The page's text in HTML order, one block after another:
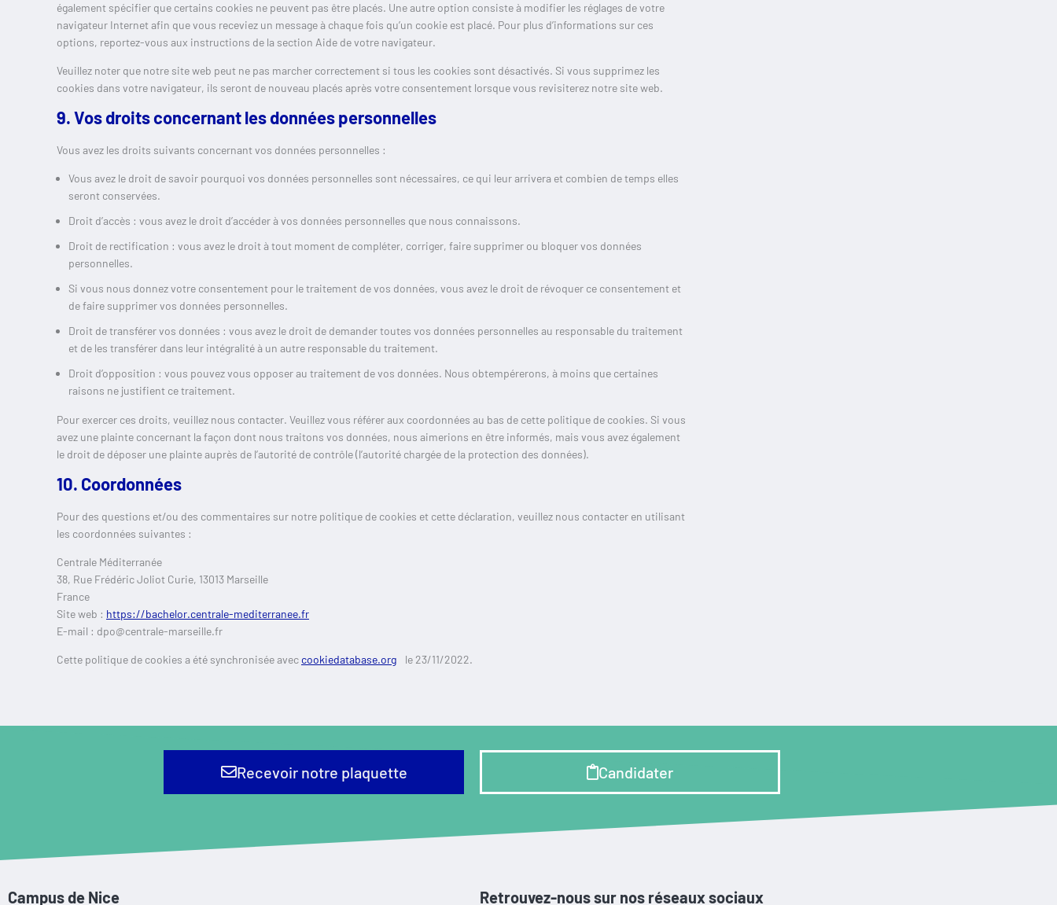
également spécifier que certains cookies ne peuvent pas être placés. Une autre option consiste à modifier les réglages de votre
navigateur Internet afin que vous receviez un message à chaque fois qu’un cookie est placé. Pour plus d’informations sur ces
options, reportez-vous aux instructions de la section Aide de votre navigateur.
Veuillez noter que notre site web peut ne pas marcher correctement si tous les cookies sont désactivés. Si vous supprimez les
cookies dans votre navigateur, ils seront de nouveau placés après votre consentement lorsque vous revisiterez notre site web.
9. Vos droits concernant les données personnelles
Vous avez les droits suivants concernant vos données personnelles :
Vous avez le droit de savoir pourquoi vos données personnelles sont nécessaires, ce qui leur arrivera et combien de temps elles
seront conservées.
Droit d’accès : vous avez le droit d’accéder à vos données personnelles que nous connaissons.
Droit de rectification : vous avez le droit à tout moment de compléter, corriger, faire supprimer ou bloquer vos données
personnelles.
Si vous nous donnez votre consentement pour le traitement de vos données, vous avez le droit de révoquer ce consentement et
de faire supprimer vos données personnelles.
Droit de transférer vos données : vous avez le droit de demander toutes vos données personnelles au responsable du traitement
et de les transférer dans leur intégralité à un autre responsable du traitement.
Droit d’opposition : vous pouvez vous opposer au traitement de vos données. Nous obtempérerons, à moins que certaines
raisons ne justifient ce traitement.
Pour exercer ces droits, veuillez nous contacter. Veuillez vous référer aux coordonnées au bas de cette politique de cookies. Si vous
avez une plainte concernant la façon dont nous traitons vos données, nous aimerions en être informés, mais vous avez également
le droit de déposer une plainte auprès de l’autorité de contrôle (l’autorité chargée de la protection des données).
10. Coordonnées
Pour des questions et/ou des commentaires sur notre politique de cookies et cette déclaration, veuillez nous contacter en utilisant
les coordonnées suivantes :
Centrale Méditerranée
38, Rue Frédéric Joliot Curie, 13013 Marseille
France
Site web : https://bachelor.centrale-mediterranee.fr
E-mail : dpo@centrale-marseille.fr
Cette politique de cookies a été synchronisée aveccookiedatabase.org le 23/11/2022.
Recevoir notre plaquette Candidater
Campus de Nice Retrouvez-nous sur nos réseaux sociaux